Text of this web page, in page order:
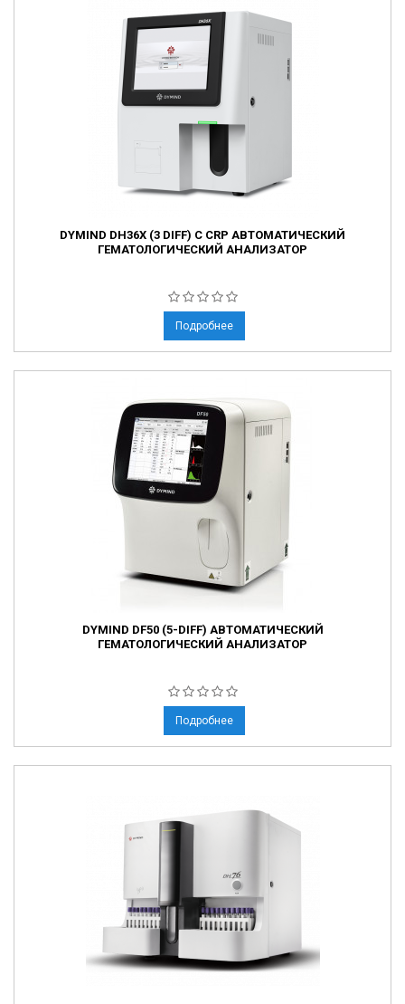
DYMIND DH36X (3 DIFF) С CRP АВТОМАТИЧЕСКИЙ
ГЕМАТОЛОГИЧЕСКИЙ АНАЛИЗАТОР
Подробнее
DYMIND DF50 (5-DIFF) АВТОМАТИЧЕСКИЙ
ГЕМАТОЛОГИЧЕСКИЙ АНАЛИЗАТОР
Подробнее